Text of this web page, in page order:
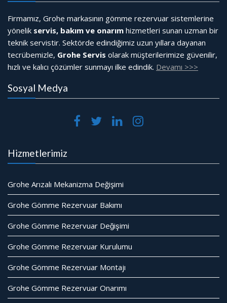
Firmamız, Grohe markasının gömme rezervuar sistemlerine
yönelik servis, bakım ve onarım hizmetleri sunan uzman bir
teknik servistir. Sektörde edindiğimiz uzun yıllara dayanan
tecrübemizle, Grohe Servis olarak müşterilerimize güvenilir,
hızlı ve kalıcı çözümler sunmayı ilke edindik. Devamı >>>
Sosyal Medya
Hizmetlerimiz
Grohe Arızalı Mekanizma Değişimi
Grohe Gömme Rezervuar Bakımı
Grohe Gömme Rezervuar Değişimi
Grohe Gömme Rezervuar Kurulumu
Grohe Gömme Rezervuar Montajı
Grohe Gömme Rezervuar Onarımı